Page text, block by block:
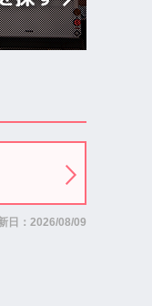
日：2026/08/09